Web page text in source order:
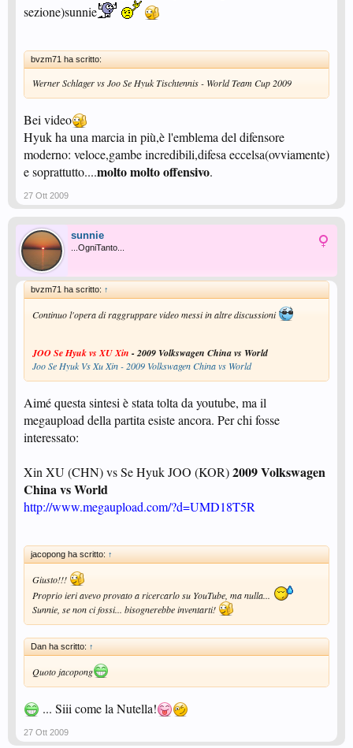
sezione)sunnie
bvzm71 ha scritto:
Werner Schlager vs Joo Se Hyuk Tischtennis - World Team Cup 2009
Bei video
Hyuk ha una marcia in più,è l'emblema del difensore
moderno: veloce,gambe incredibili,difesa eccelsa(ovviamente)
e soprattutto....molto molto offensivo.
27 Ott 2009
sunnie
...OgniTanto...
bvzm71 ha scritto: ↑
Continuo l'opera di raggruppare video messi in altre discussioni
JOO Se Hyuk vs XU Xin - 2009 Volkswagen China vs World
Joo Se Hyuk Vs Xu Xin - 2009 Volkswagen China vs World
Aimé questa sintesi è stata tolta da youtube, ma il
megaupload della partita esiste ancora. Per chi fosse
interessato:
Xin XU (CHN) vs Se Hyuk JOO (KOR)2009 Volkswagen
China vs World
http://www.megaupload.com/?d=UMD18T5R
jacopong ha scritto: ↑
Giusto!!!
Proprio ieri avevo provato a ricercarlo su YouTube, ma nulla...
Sunnie, se non ci fossi... bisognerebbe inventarti!
Dan ha scritto: ↑
Quoto jacopong
... Siii come la Nutella!
27 Ott 2009